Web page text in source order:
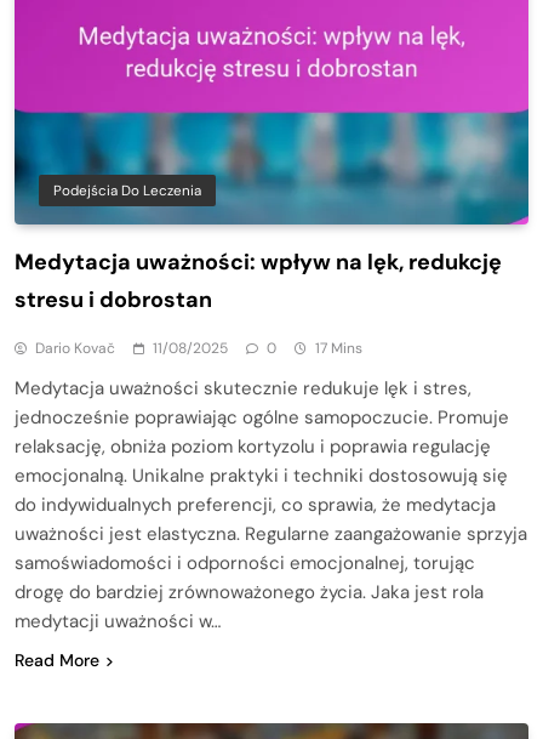
Podejścia Do Leczenia
Medytacja uważności: wpływ na lęk, redukcję
stresu i dobrostan
Dario Kovač 11/08/2025 0 17 Mins
Medytacja uważności skutecznie redukuje lęk i stres,
jednocześnie poprawiając ogólne samopoczucie. Promuje
relaksację, obniża poziom kortyzolu i poprawia regulację
emocjonalną. Unikalne praktyki i techniki dostosowują się
do indywidualnych preferencji, co sprawia, że medytacja
uważności jest elastyczna. Regularne zaangażowanie sprzyja
samoświadomości i odporności emocjonalnej, torując
drogę do bardziej zrównoważonego życia. Jaka jest rola
medytacji uważności w…
Read More